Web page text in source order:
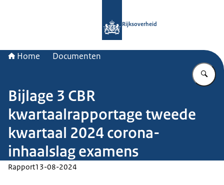
Rijksoverheid
Home Documenten
Bijlage 3 CBR
kwartaalrapportage tweede
kwartaal 2024 corona-
inhaalslag examens
Rapport13-08-2024